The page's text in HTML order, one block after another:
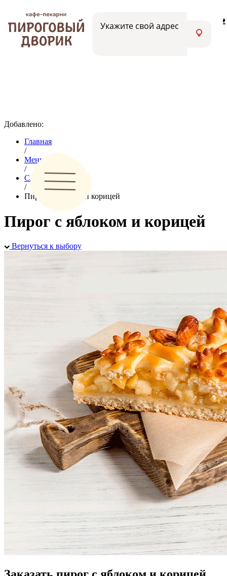
Меню Адреса кафе
Укажите свой адрес
Добавлено:
Главная
/
Меню
/
Сладкие пироги
/
Пирог с яблоком и корицей
Пирог с яблоком и корицей
Вернуться к выбору